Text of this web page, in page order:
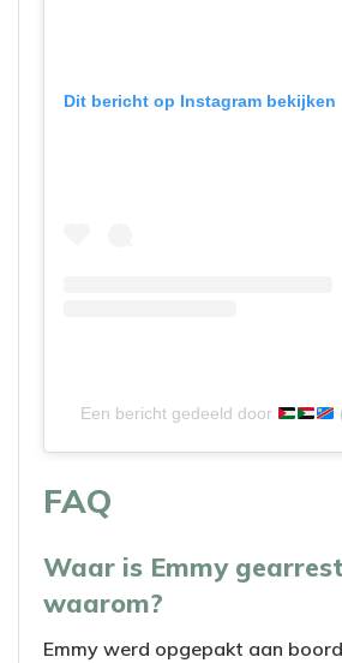
Dit bericht op Instagram bekijken
Een bericht gedeeld door
FAQ
Waar is Emmy
waarom?
Emmy werd opgepakt aan